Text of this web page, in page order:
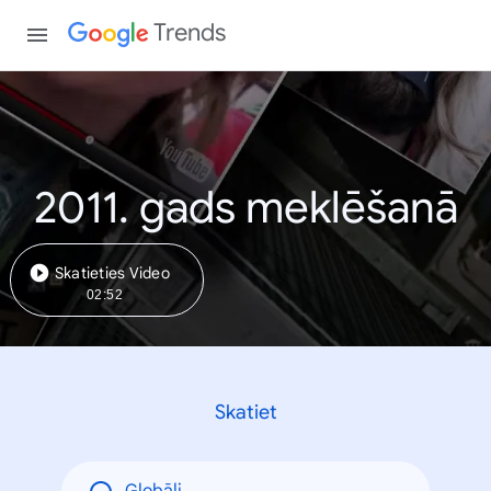
Trends
2011. gads meklēšanā
Skatieties Video
02:52
Skatiet